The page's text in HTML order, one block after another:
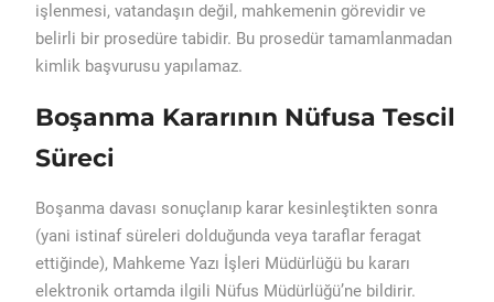
işlenmesi, vatandaşın değil, mahkemenin görevidir ve
belirli bir prosedüre tabidir. Bu prosedür tamamlanmadan
kimlik başvurusu yapılamaz.
Boşanma Kararının Nüfusa Tescil
Süreci
Boşanma davası sonuçlanıp karar kesinleştikten sonra
(yani istinaf süreleri dolduğunda veya taraflar feragat
ettiğinde), Mahkeme Yazı İşleri Müdürlüğü bu kararı
elektronik ortamda ilgili Nüfus Müdürlüğü’ne bildirir.